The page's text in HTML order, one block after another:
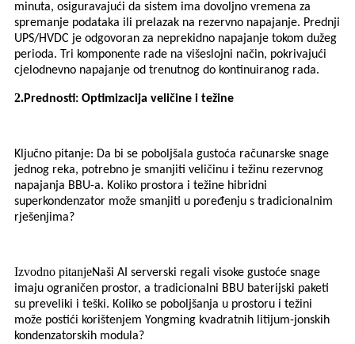
minuta, osiguravajući da sistem ima dovoljno vremena za
spremanje podataka ili prelazak na rezervno napajanje. Prednji
UPS/HVDC je odgovoran za neprekidno napajanje tokom dužeg
perioda. Tri komponente rade na višeslojni način, pokrivajući
cjelodnevno napajanje od trenutnog do kontinuiranog rada.
2.Prednosti: Optimizacija veličine i težine
Ključno pitanje: Da bi se poboljšala gustoća računarske snage
jednog reka, potrebno je smanjiti veličinu i težinu rezervnog
napajanja BBU-a. Koliko prostora i težine hibridni
superkondenzator može smanjiti u poređenju s tradicionalnim
rješenjima?
Izvodno pitanjeNaši AI serverski regali visoke gustoće snage
imaju ograničen prostor, a tradicionalni BBU baterijski paketi
su preveliki i teški. Koliko se poboljšanja u prostoru i težini
može postići korištenjem Yongming kvadratnih litijum-jonskih
kondenzatorskih modula?